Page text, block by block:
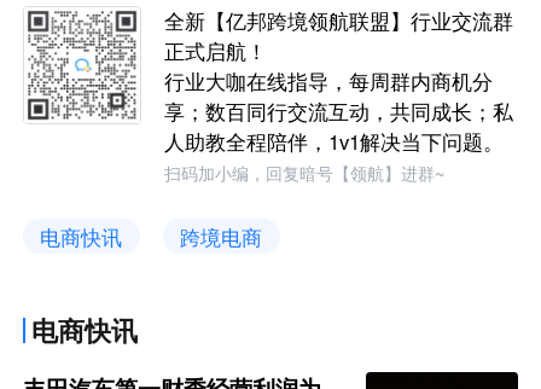
全新【亿邦跨境领航联盟】行业交流群
正式启航！
行业大咖在线指导，每周群内商机分
享；数百同行交流互动，共同成长；私
人助教全程陪伴，1v1解决当下问题。
扫码加小编，回复暗号【领航】进群~
电商快讯 跨境电商
电商快讯